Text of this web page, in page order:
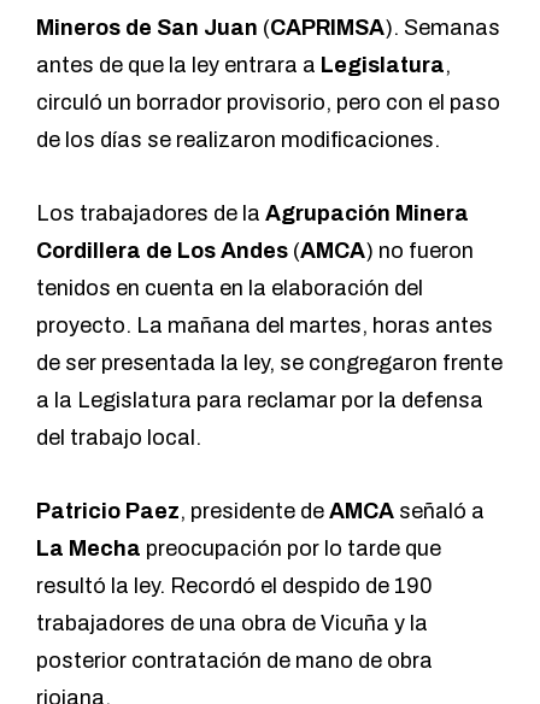
Mineros de San Juan (CAPRIMSA). Semanas
antes de que la ley entrara a Legislatura,
circuló un borrador provisorio, pero con el paso
de los días se realizaron modificaciones.
Los trabajadores de la Agrupación Minera
Cordillera de Los Andes (AMCA) no fueron
tenidos en cuenta en la elaboración del
proyecto. La mañana del martes, horas antes
de ser presentada la ley, se congregaron frente
a la Legislatura para reclamar por la defensa
del trabajo local.
Patricio Paez, presidente de AMCA señaló a
La Mecha preocupación por lo tarde que
resultó la ley. Recordó el despido de 190
trabajadores de una obra de Vicuña y la
posterior contratación de mano de obra
riojana.